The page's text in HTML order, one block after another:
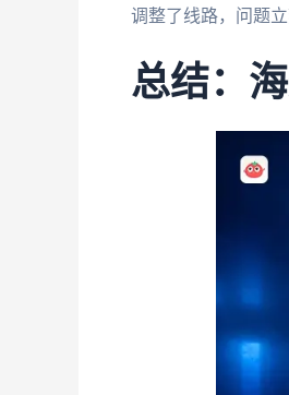
调整了线路，问题立
总结：